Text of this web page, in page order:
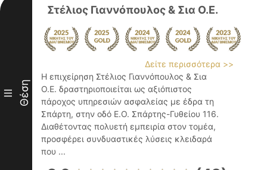
III Θέση
Στέλιος Γιαννόπουλος & Σια Ο.Ε.
Δείτε περισσότερα >>
Η επιχείρηση Στέλιος Γιαννόπουλος & Σια
Ο.Ε. δραστηριοποιείται ως αξιόπιστος
πάροχος υπηρεσιών ασφαλείας με έδρα τη
Σπάρτη, στην οδό Ε.Ο. Σπάρτης-Γυθείου 116.
Διαθέτοντας πολυετή εμπειρία στον τομέα,
προσφέρει συνδυαστικές λύσεις κλειδαρά
που ...